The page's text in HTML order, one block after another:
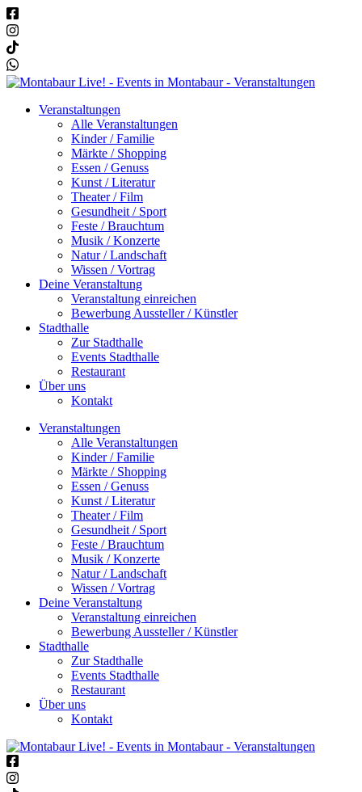
Veranstaltungen
Alle Veranstaltungen
Kinder / Familie
Märkte / Shopping
Essen / Genuss
Kunst / Literatur
Theater / Film
Gesundheit / Sport
Feste / Brauchtum
Musik / Konzerte
Natur / Landschaft
Wissen / Vortrag
Deine Veranstaltung
Veranstaltung einreichen
Bewerbung Aussteller / Künstler
Stadthalle
Zur Stadthalle
Events Stadthalle
Restaurant
Über uns
Kontakt
Veranstaltungen
Alle Veranstaltungen
Kinder / Familie
Märkte / Shopping
Essen / Genuss
Kunst / Literatur
Theater / Film
Gesundheit / Sport
Feste / Brauchtum
Musik / Konzerte
Natur / Landschaft
Wissen / Vortrag
Deine Veranstaltung
Veranstaltung einreichen
Bewerbung Aussteller / Künstler
Stadthalle
Zur Stadthalle
Events Stadthalle
Restaurant
Über uns
Kontakt